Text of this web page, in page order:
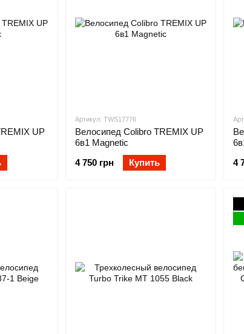
UP
Артикул: TWS17776
Велосипед Colibro TREMIX UP
6в1 Magnetic
4 750 грн
Купить
4